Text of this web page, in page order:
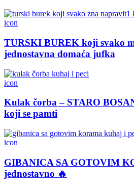
icon
TURSKI BUREK koji svako
jednostavna domaća jufka
icon
Kulak čorba – STARO
koji se pamti
icon
GIBANICA SA GOTOVIM
jednostavno 🔥